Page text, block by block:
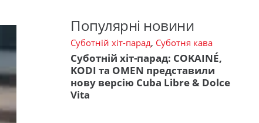
Популярні новини
Суботній хіт-парад, Суботня кава
Суботній хіт-парад: COKAINÉ,
KODI та OMEN представили
нову версію Cuba Libre & Dolce
Vita